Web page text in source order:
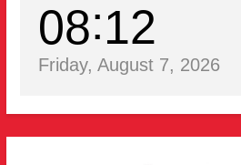
08 12
Friday, August 7, 2026